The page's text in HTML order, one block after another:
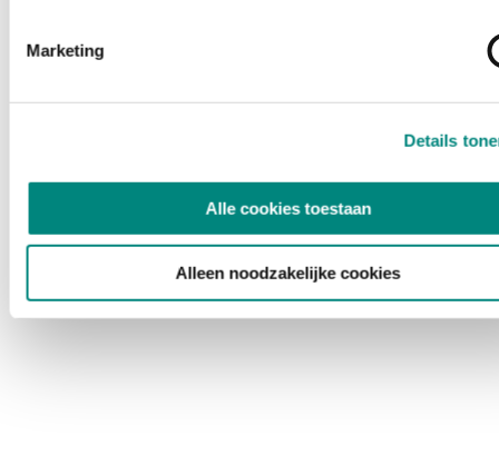
Marketing
Details
Alle cookies toestaan
Alleen noodzakelijke cookies